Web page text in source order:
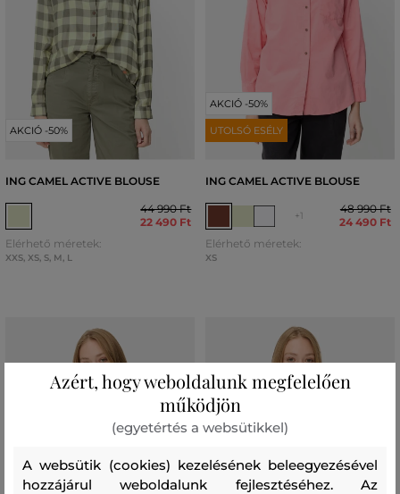
AKCIÓ -50%
ING CAMEL ACTIVE BLOUSE
44 990 Ft
22 490 Ft
Elérhető méretek:
XXS, XS, S, M L
AKCIÓ -50%
UTOLSÓ ESÉLY
ING CAMEL ACTIVE BLOUSE
+1
48 990 Ft
24 490 Ft
Elérhető méretek:
XS
Azért, hogy weboldalunk megfelelően
működjön
(egyetértés a websütikkel)
A websütik (cookies) kezelésének beleegyezésével
hozzájárul weboldalunk fejlesztéséhez. Az